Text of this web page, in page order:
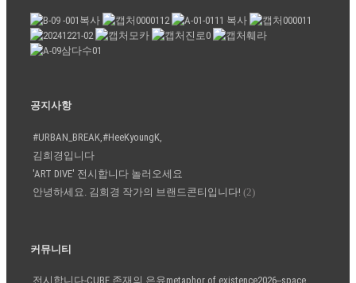
공지사항
#URBAN_BREAK,#HeeKyoungK,
김희경입니다
'ART DIVE' 전시합니다 놀러오세요
안녕하세요. 김희경 작가의 브랜드콘티입니다! (2)
커뮤니티
전시합니다-CUBE 존재의 은유metaphor of existence2026--space